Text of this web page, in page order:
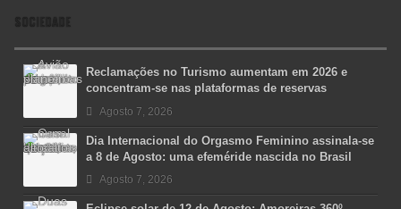
SOCIEDADE
Reclamações no Turismo aumentam em 2026 e
concentram-se nas plataformas de reservas
Agosto 7, 2026
Dia Internacional do Orgasmo Feminino assinala-se
a 8 de Agosto: uma efeméride nascida no Brasil
Agosto 7, 2026